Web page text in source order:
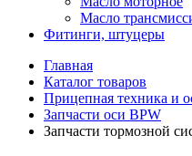
Масло
Фитинги, штуцеры
Главная
Каталог товаров
Прицепная техника и
Запчасти оси BPW
Запчасти тормозной